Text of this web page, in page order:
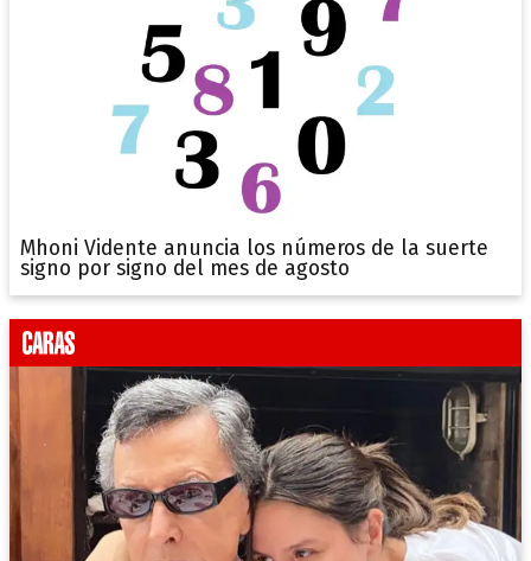
Mhoni Vidente anuncia los números de la suerte
signo por signo del mes de agosto